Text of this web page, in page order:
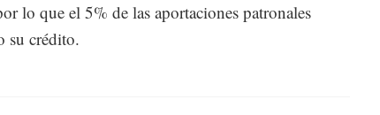
lo que el 5% de las aportaciones patronales
su crédito.